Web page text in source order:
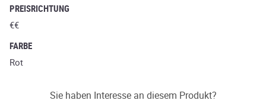
PREISRICHTUNG
€€
FARBE
Rot
Sie haben Interesse an diesem Produkt?